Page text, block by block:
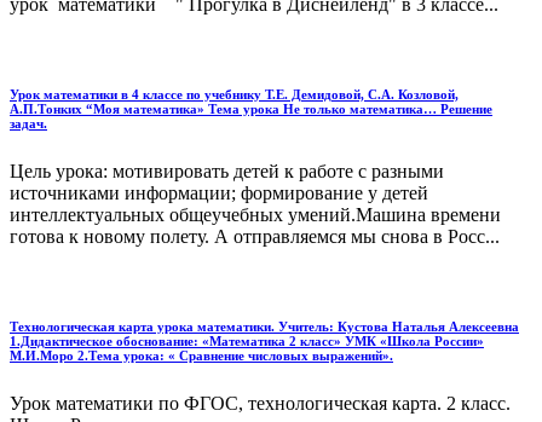
Урок математики в 4 классе по учебнику Т.Е. Демидовой, С.А. Козловой,
А.П.Тонких “Моя математика» Тема урока Не только математика… Решение
задач.
Цель урока: мотивировать детей к работе с разными
источниками информации; формирование у детей
интеллектуальных общеучебных умений.Машина времени
готова к новому полету. А отправляемся мы снова в Росс...
Технологическая карта урока математики. Учитель: Кустова Наталья Алексеевна
1.Дидактическое обоснование: «Математика 2 класс» УМК «Школа России»
М.И.Моро 2.Тема урока: « Сравнение числовых выражений».
Урок математики по ФГОС, технологическая карта. 2 класс.